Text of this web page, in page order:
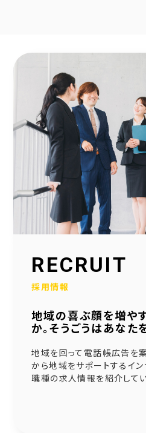
2026.04.20
2025年度奈良こども食堂ネットワー
2026.04.07
採用サイトに社員の声を1件追加しま
2026.01.30
当社公式SNSアカウントを立ち上げま
2026.01.16
採用サイトを大幅リニューアルいたし
社会福祉協議会様と協働で生活べん
広告枠付きエンディングノートの個別
NPO法人様と協働でエンディングノ
2025.08.20
RECRUIT
採用情報
地域の喜ぶ顔を増や
か。そうごうはあなた
地域を回って電話帳広告を
から地域をサポートするイン
職種の求人情報を紹介してい